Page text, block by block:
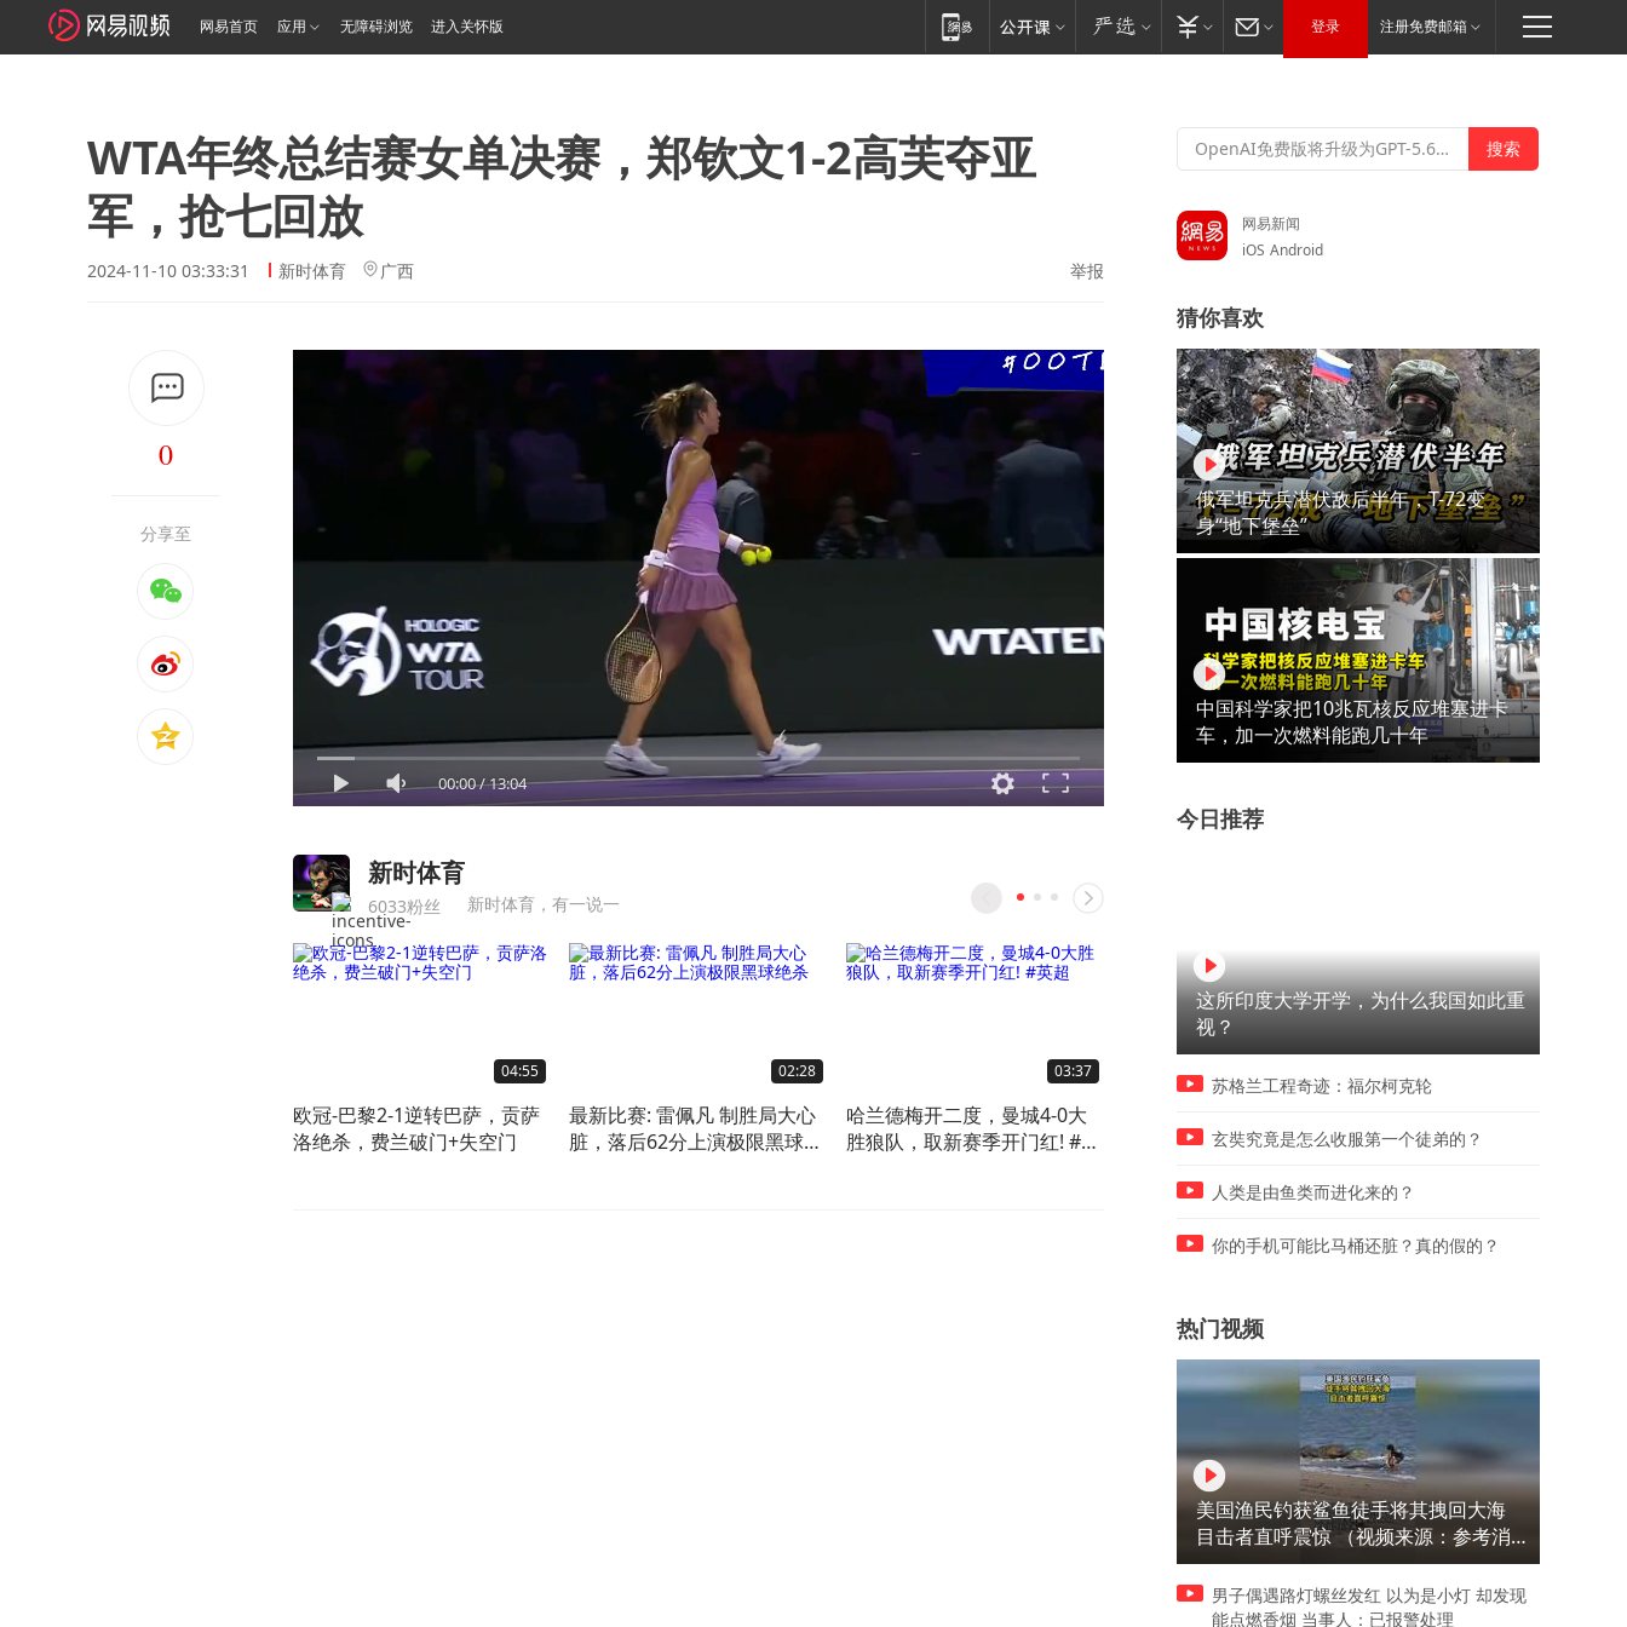
网易首页 应用 无障碍浏览 进入关怀版 登录 注册免费邮箱
WTA年终总结赛女单决赛，郑钦文1-2高芙夺亚
军，抢七回放
2024-11-10 03:33:31 新时体育 广西 举报
0
分享至
00:00/13:04
新时体育
6033粉丝 新时体育，有一说一
04:55
欧冠-巴黎2-1逆转巴萨，贡萨
洛绝杀，费兰破门+失空门
02:28
最新比赛: 雷佩凡 制胜局大心
脏，落后62分上演极限黑球绝
03:37
哈兰德梅开二度，曼城4-0大
胜狼队，取新赛季开门红! #英
级决赛，亚马尔梅开二度 #欧
组合暴力低杆，每一杆都点
网易新闻
iOS Android
猜你喜欢
俄军坦克兵潜伏敌后半年，T-72变
身“地下堡垒”
中国科学家把10兆瓦核反应堆塞进卡
车，加一次燃料能跑几十年
今日推荐
这所印度大学开学，为什么我国如此重
视？
苏格兰工程奇迹：福尔柯克轮
玄奘究竟是怎么收服第一个徒弟的？
人类是由鱼类而进化来的？
你的手机可能比马桶还脏？真的假的？
热门视频
美国渔民钓获鲨鱼徒手将其拽回大海
目击者直呼震惊 （视频来源：参考消
息）
男子偶遇路灯螺丝发红 以为是小灯 却发现
能点燃香烟 当事人：已报警处理